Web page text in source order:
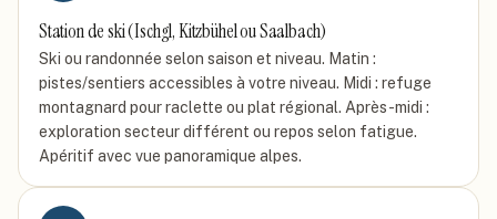
Station de ski (Ischgl, Kitzbühel ou Saalbach)
Ski ou randonnée selon saison et niveau. Matin :
pistes/sentiers accessibles à votre niveau. Midi : refuge
montagnard pour raclette ou plat régional. Après-midi :
exploration secteur différent ou repos selon fatigue.
Apéritif avec vue panoramique alpes.